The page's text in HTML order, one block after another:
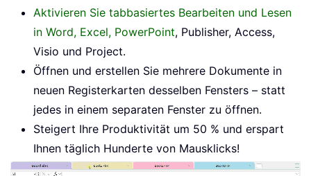
Aktivieren Sie tabbasiertes Bearbeiten und Lesen
in Word, Excel, PowerPoint, Publisher, Access,
Visio und Project.
Öffnen und erstellen Sie mehrere Dokumente in
neuen Registerkarten desselben Fensters – statt
jedes in einem separaten Fenster zu öffnen.
Steigert Ihre Produktivität um 50 % und erspart
Ihnen täglich Hunderte von Mausklicks!